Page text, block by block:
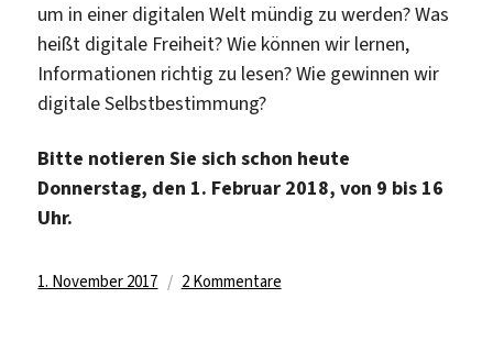
um in einer digitalen Welt mündig zu werden? Was
heißt digitale Freiheit? Wie können wir lernen,
Informationen richtig zu lesen? Wie gewinnen wir
digitale Selbstbestimmung?
Bitte notieren Sie sich schon heute
Donnerstag, den 1. Februar 2018, von 9 bis 16
Uhr.
Veröffentlicht
1. November 2017 2 Kommentarezu